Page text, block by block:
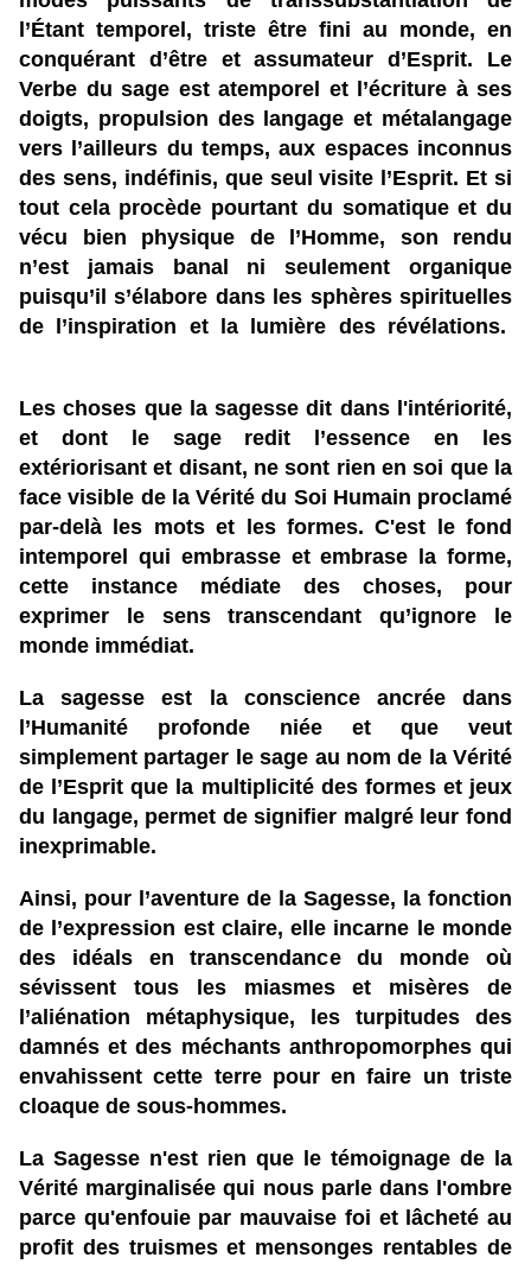
l’Étant temporel, triste être fini au monde, en
conquérant d’être et assumateur d’Esprit. Le
Verbe du sage est atemporel et l’écriture à ses
doigts, propulsion des langage et métalangage
vers l’ailleurs du temps, aux espaces inconnus
des sens, indéfinis, que seul visite l’Esprit. Et si
tout cela procède pourtant du somatique et du
vécu bien physique de l’Homme, son rendu
n’est jamais banal ni seulement organique
puisqu’il s’élabore dans les sphères spirituelles
de l’inspiration et la lumière des révélations.
Les choses que la sagesse dit dans l'intériorité,
et dont le sage redit l’essence en les
extériorisant et disant, ne sont rien en soi que la
face visible de la Vérité du Soi Humain proclamé
par-delà les mots et les formes. C'est le fond
intemporel qui embrasse et embrase la forme,
cette instance médiate des choses, pour
exprimer le sens transcendant qu’ignore le
monde immédiat.
La sagesse est la conscience ancrée dans
l’Humanité profonde niée et que veut
simplement partager le sage au nom de la Vérité
de l’Esprit que la multiplicité des formes et jeux
du langage, permet de signifier malgré leur fond
inexprimable.
Ainsi, pour l’aventure de la Sagesse, la fonction
de l’expression est claire, elle incarne le monde
des idéals en transcendance du monde où
sévissent tous les miasmes et misères de
l’aliénation métaphysique, les turpitudes des
damnés et des méchants anthropomorphes qui
envahissent cette terre pour en faire un triste
cloaque de sous-hommes.
La Sagesse n'est rien que le témoignage de la
Vérité marginalisée qui nous parle dans l'ombre
parce qu'enfouie par mauvaise foi et lâcheté au
profit des truismes et mensonges rentables de